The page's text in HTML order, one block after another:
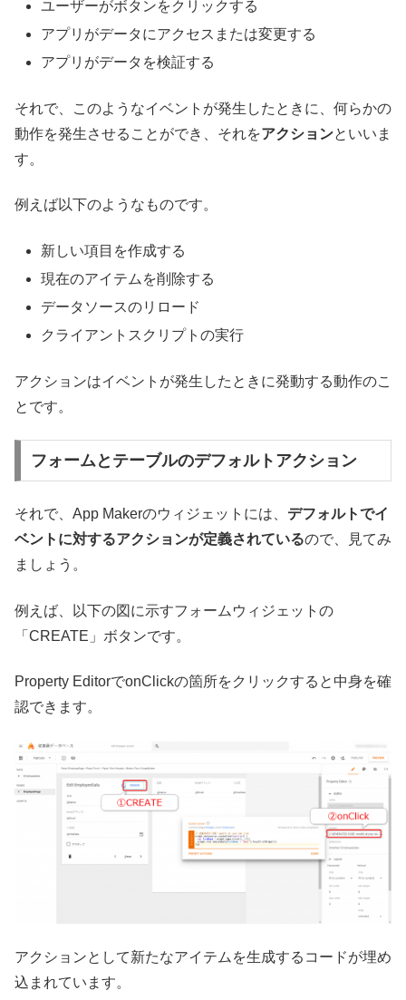
ユーザーがボタンをクリックする
アプリがデータにアクセスまたは変更する
アプリがデータを検証する
それで、このようなイベントが発生したときに、何らかの
動作を発生させることができ、それをアクションといいま
す。
例えば以下のようなものです。
新しい項目を作成する
現在のアイテムを削除する
データソースのリロード
クライアントスクリプトの実行
アクションはイベントが発生したときに発動する動作のこ
とです。
フォームとテーブルのデフォルトアクション
それで、App Makerのウィジェットには、 デフォルトでイ
ベントに対するアクションが定義されているので、見てみ
ましょう。
例えば、以下の図に示すフォームウィジェットの
「CREATE」ボタンです。
Property EditorでonClickの箇所をクリックすると中身を確
認できます。
アクションとして新たなアイテムを生成するコードが埋め
込まれています。